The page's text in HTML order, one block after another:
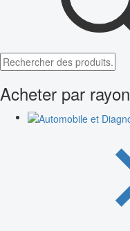
Acheter par rayon